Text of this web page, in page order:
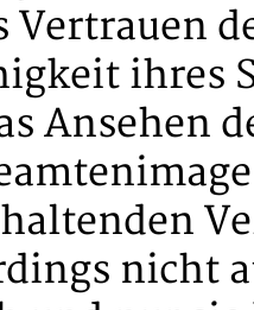
Vertrauen
ihres
Ansehen
nicht